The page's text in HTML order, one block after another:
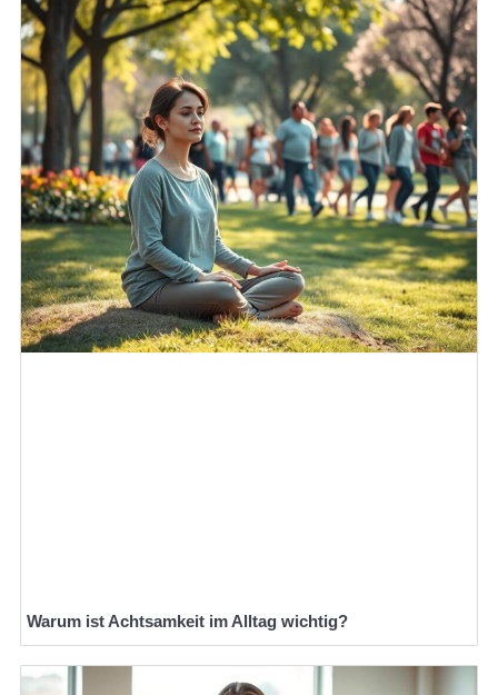
Warum ist Achtsamkeit im Alltag wichtig?